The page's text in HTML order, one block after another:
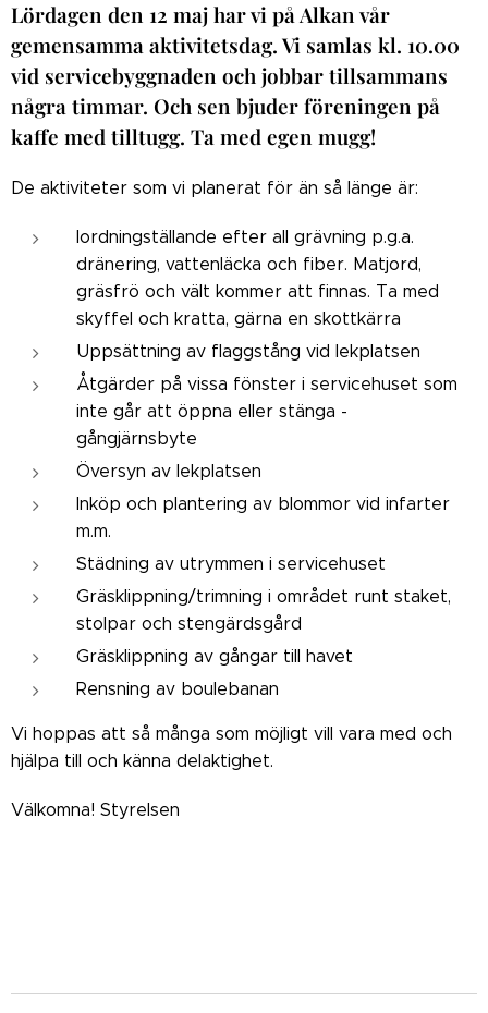
Lördagen den 12 maj har vi på Alkan vår
gemensamma aktivitetsdag. Vi samlas kl. 10.00
vid servicebyggnaden och jobbar tillsammans
några timmar. Och sen bjuder föreningen på
kaffe med tilltugg. Ta med egen mugg!
De aktiviteter som vi planerat för än så länge är:
Iordningställande efter all grävning p.g.a.
dränering, vattenläcka och fiber. Matjord,
gräsfrö och vält kommer att finnas. Ta med
skyffel och kratta, gärna en skottkärra
Uppsättning av flaggstång vid lekplatsen
Åtgärder på vissa fönster i servicehuset som
inte går att öppna eller stänga -
gångjärnsbyte
Översyn av lekplatsen
Inköp och plantering av blommor vid infarter
m.m.
Städning av utrymmen i servicehuset
Gräsklippning/trimning i området runt staket,
stolpar och stengärdsgård
Gräsklippning av gångar till havet
Rensning av boulebanan
Vi hoppas att så många som möjligt vill vara med och
hjälpa till och känna delaktighet.
Välkomna! Styrelsen